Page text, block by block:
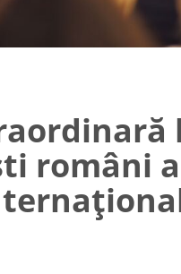
români